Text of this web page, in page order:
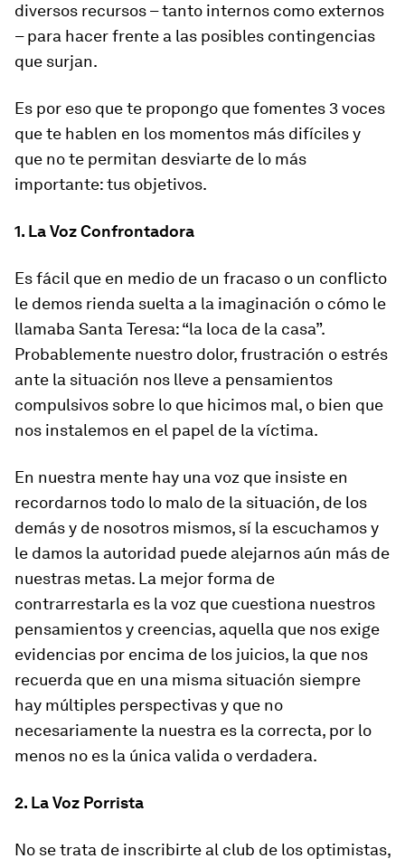
diversos recursos – tanto internos como externos
– para hacer frente a las posibles contingencias
que surjan.
Es por eso que te propongo que fomentes 3 voces
que te hablen en los momentos más difíciles y
que no te permitan desviarte de lo más
importante: tus objetivos.
1. La Voz Confrontadora
Es fácil que en medio de un fracaso o un conflicto
le demos rienda suelta a la imaginación o cómo le
llamaba Santa Teresa: “la loca de la casa”.
Probablemente nuestro dolor, frustración o estrés
ante la situación nos lleve a pensamientos
compulsivos sobre lo que hicimos mal, o bien que
nos instalemos en el papel de la víctima.
En nuestra mente hay una voz que insiste en
recordarnos todo lo malo de la situación, de los
demás y de nosotros mismos, sí la escuchamos y
le damos la autoridad puede alejarnos aún más de
nuestras metas. La mejor forma de
contrarrestarla es la voz que cuestiona nuestros
pensamientos y creencias, aquella que nos exige
evidencias por encima de los juicios, la que nos
recuerda que en una misma situación siempre
hay múltiples perspectivas y que no
necesariamente la nuestra es la correcta, por lo
menos no es la única valida o verdadera.
2. La Voz Porrista
No se trata de inscribirte al club de los optimistas,